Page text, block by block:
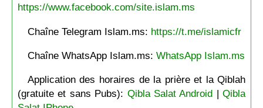
https://www.facebook.com/site.islam.ms
Chaîne Telegram Islam.ms: https://t.me/islamicfr
Chaîne WhatsApp Islam.ms: WhatsApp Islam.ms
Application des horaires de la prière et la Qiblah
(gratuite et sans Pubs): Qibla Salat Android |Qibla